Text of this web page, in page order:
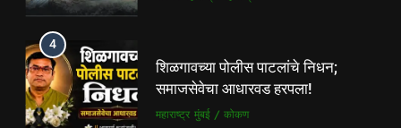
4
शिळगावच्या पोलीस पाटलांचे निधन;
समाजसेवेचा आधारवड हरपला!
महाराष्ट्र मुंबई / कोकण